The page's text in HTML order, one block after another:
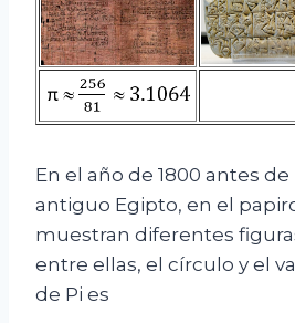
En el año de 1800 antes
antiguo Egipto, en el
muestran diferentes
entre ellas, el círculo y el
de Pi es